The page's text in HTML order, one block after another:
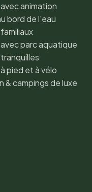
animation
bord de l'eau
parc aquatique
pied et à vélo
& campings de luxe